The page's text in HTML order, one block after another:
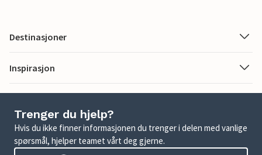
Destinasjoner
Inspirasjon
Trenger du hjelp?
Hvis du ikke finner informasjonen du trenger i delen med vanlige
spørsmål, hjelper teamet vårt deg gjerne.